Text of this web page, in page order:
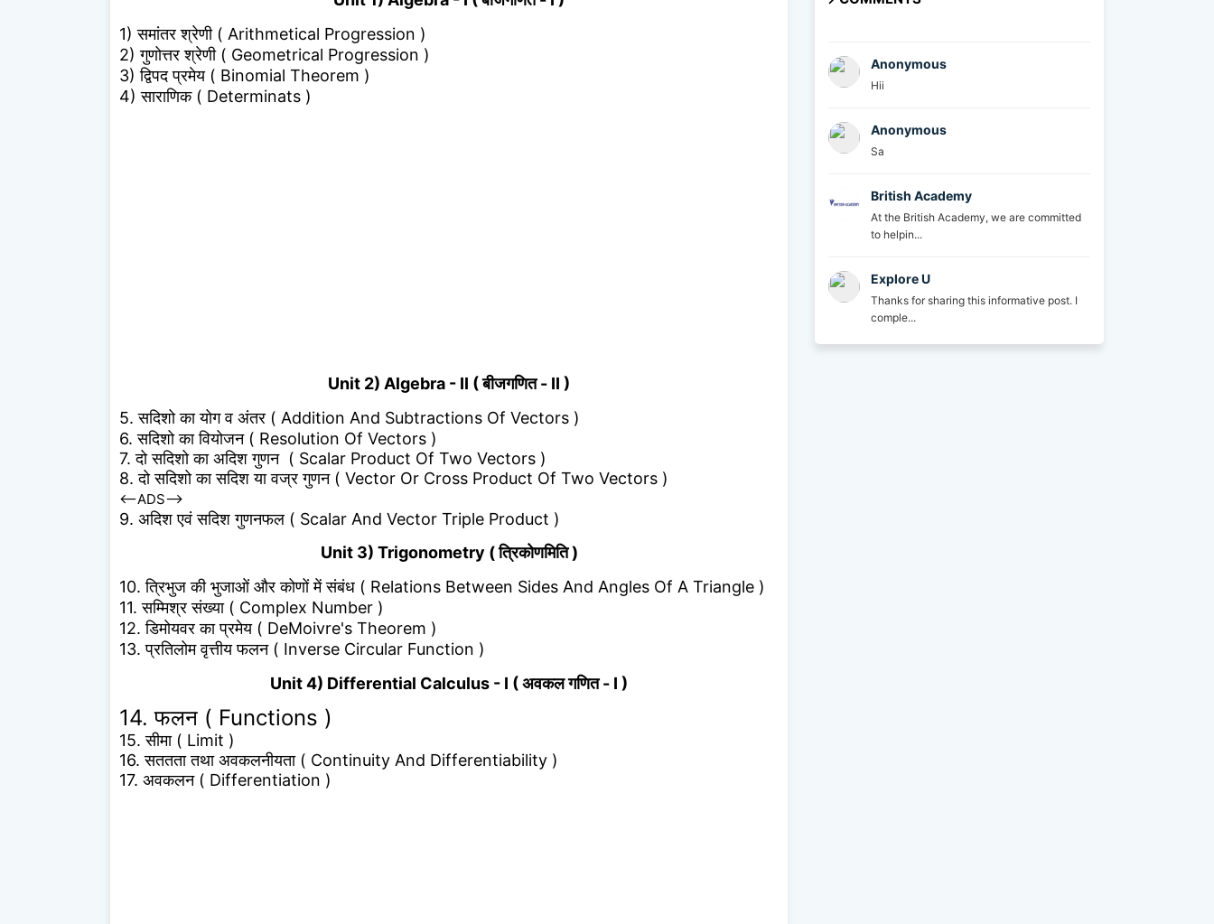
1) समांतर श्रेणी ( Arithmetical Progression )
2) गुणोत्तर श्रेणी ( Geometrical Progression )
3) द्विपद प्रमेय ( Binomial Theorem )
4) साराणिक ( Determinats )
Unit 2) Algebra - II ( बीजगणित - II )
5. सदिशो का योग व अंतर ( Addition And Subtractions Of Vectors )
6. सदिशो का वियोजन ( Resolution Of Vectors )
7. दो सदिशो का अदिश गुणन ( Scalar Product Of Two Vectors )
8. दो सदिशो का सदिश या वज्र गुणन ( Vector Or Cross Product Of Two Vectors )
<--ADS-->
9. अदिश एवं सदिश गुणनफल ( Scalar And Vector Triple Product )
Unit 3) Trigonometry ( त्रिकोणमिति )
10. त्रिभुज की भुजाओं और कोणों में संबंध ( Relations Between Sides And Angles Of A Triangle )
11. सम्मिश्र संख्या ( Complex Number )
12. डिमोयवर का प्रमेय ( DeMoivre's Theorem )
13. प्रतिलोम वृत्तीय फलन ( Inverse Circular Function )
Unit 4) Differential Calculus - I ( अवकल गणित - I )
14. फलन ( Functions )
15. सीमा ( Limit )
16. सततता तथा अवकलनीयता ( Continuity And Differentiability )
17. अवकलन ( Differentiation )
Anonymous
Hii
Anonymous
Sa
British Academy
At the British Academy, we are committed
to helpin...
Explore U
Thanks for sharing this informative post. I
comple...